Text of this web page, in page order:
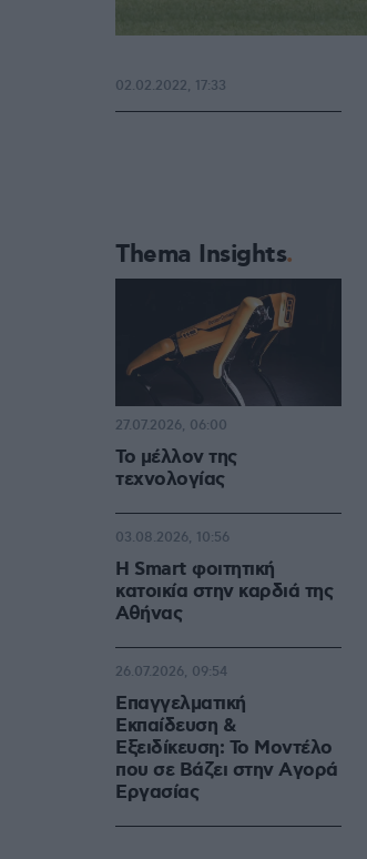
02.02.2022, 17:33
Thema Insights
Το μέλλον της
τεχνολογίας
27.07.2026, 06:00
Η Smart φοιτητική
κατοικία στην καρδιά της
Αθήνας
03.08.2026, 10:56
Επαγγελματική
Εκπαίδευση &
Εξειδίκευση: Το Mοντέλο
που σε Bάζει στην Aγορά
Eργασίας
26.07.2026, 09:54